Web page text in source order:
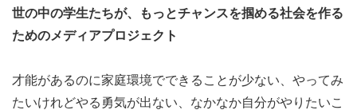
世の中の学生たちが、もっとチャンスを掴める社会を作る
ためのメディアプロジェクト
才能があるのに家庭環境でできることが少ない、やってみ
たいけれどやる勇気が出ない、なかなか自分がやりたいこ